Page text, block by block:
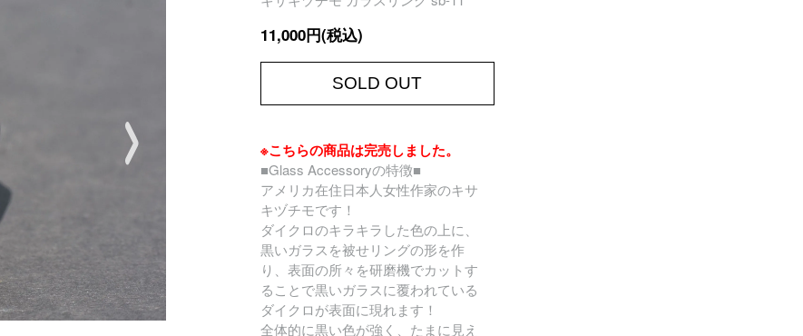
11,000円(税込)
SOLD OUT
※こちらの商品は完売しました。
■Glass Accessoryの特徴■
アメリカ在住日本人女性作家のキサ
キヅチモです！
ダイクロのキラキラした色の上に、
黒いガラスを被せリングの形を作
り、表面の所々を研磨機でカットす
ることで黒いガラスに覆われている
ダイクロが表面に現れます！
全体的に黒い色が強く、たまに見え